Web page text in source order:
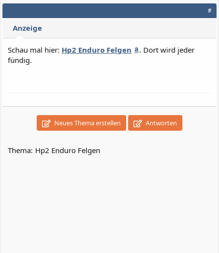
#
Anzeige
Schau mal hier: Hp2 Enduro Felgen
. Dort wird jeder
fündig.
Neues Thema erstellen Antworten
Thema: Hp2 Enduro Felgen